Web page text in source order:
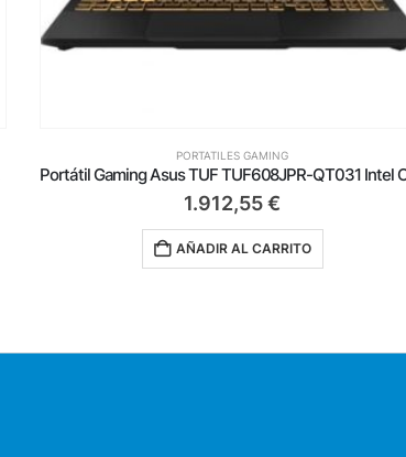
PORTATILES GAMING
812,55€
AÑADIR AL CARRITO